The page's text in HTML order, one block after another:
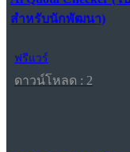
สำหรับนักพัฒนา)
ฟรีแวร์
ดาวน์โหลด : 2